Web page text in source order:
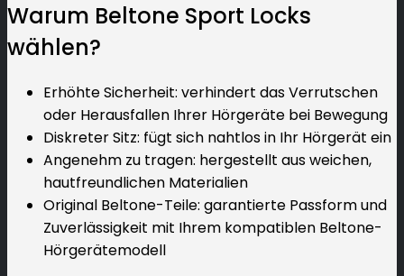
Warum Beltone Sport Locks
wählen?
Erhöhte Sicherheit: verhindert das Verrutschen
oder Herausfallen Ihrer Hörgeräte bei Bewegung
Diskreter Sitz: fügt sich nahtlos in Ihr Hörgerät ein
Angenehm zu tragen: hergestellt aus weichen,
hautfreundlichen Materialien
Original Beltone-Teile: garantierte Passform und
Zuverlässigkeit mit Ihrem kompatiblen Beltone-
Hörgerätemodell